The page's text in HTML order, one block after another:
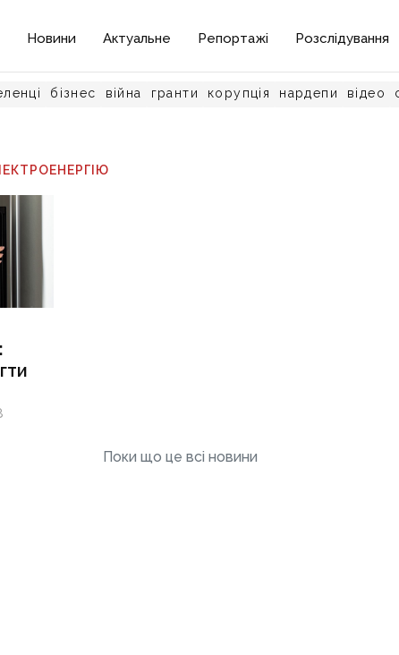
Новини Актуальне Репортажі Розслідування
бізнес війна гранти корупція нардепи відео
Поки що це всі новини